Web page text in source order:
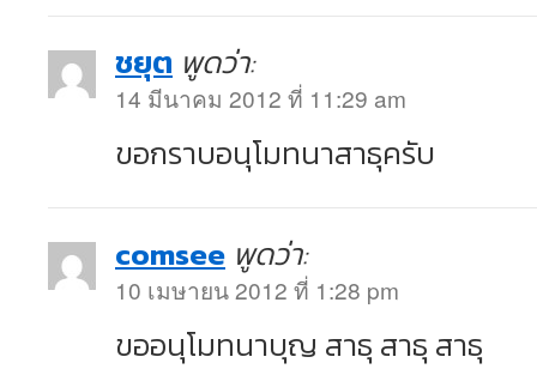
ชยุต พูดว่า:
14 มีนาคม 2012 ที่ 11:29 am
ขอกราบอนุโมทนาสาธุครับ
comsee พูดว่า:
10 เมษายน 2012 ที่ 1:28 pm
ขออนุโมทนาบุญ สาธุ สาธุ สาธุ